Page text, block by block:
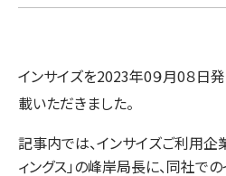
インサイズを2023年0９月0８日
載いただきました。
記事内では、インサイズご利用
ィングス」の峰岸局長に、同社で